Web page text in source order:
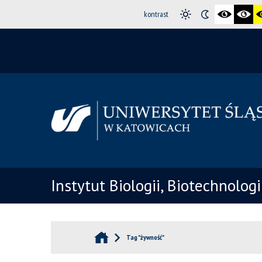
kontrast
Instytut Biologii,
Tag "żywność"